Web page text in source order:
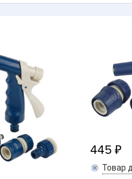
Bona Forte
Dacha Group
Dr.Klaus
Garden
home
LISTOK
Palisad
Raco
ЖУК
УРОЖАЙНАЯ СОТКА
445
Товар